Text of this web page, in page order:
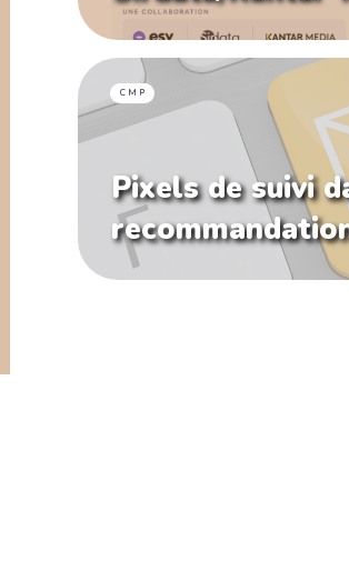
CMP
Pixels de suivi